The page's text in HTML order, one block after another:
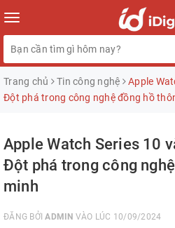
Toggle
navigation
Trang chủ Tin công nghệ
Apple
Đột phá trong công nghệ đồng hồ
Apple Watch Series 10
Đột phá trong công
minh
ĐĂNG BỞIADMIN VÀO LÚC 10/09/2024